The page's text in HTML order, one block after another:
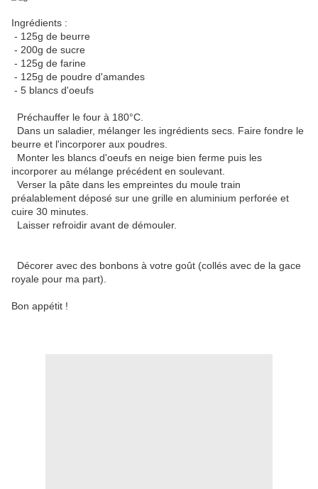
Ingrédients :
- 125g de beurre
- 200g de sucre
- 125g de farine
- 125g de poudre d'amandes
- 5 blancs d'oeufs
Préchauffer le four à 180°C.
Dans un saladier, mélanger les ingrédients secs. Faire fondre le
beurre et l'incorporer aux poudres.
Monter les blancs d'oeufs en neige bien ferme puis les
incorporer au mélange précédent en soulevant.
Verser la pâte dans les empreintes du moule train
préalablement déposé sur une grille en aluminium perforée et
cuire 30 minutes.
Laisser refroidir avant de démouler.
Décorer avec des bonbons à votre goût (collés avec de la gace
royale pour ma part).
Bon appétit !